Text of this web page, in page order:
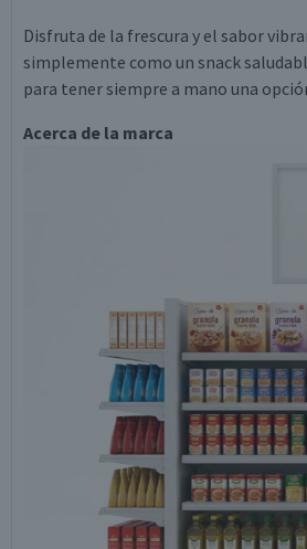
Disfruta de la frescura y el sabor
simplemente como un snack
para tener siempre a mano una
Acerca de la marca